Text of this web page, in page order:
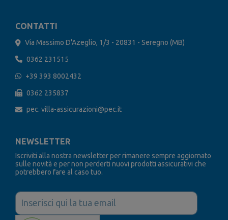
CONTATTI
Via Massimo D'Azeglio, 1/3 - 20831 - Seregno (MB)
0362 231515
+39 393 8002432
0362 235837
pec. villa-assicurazioni@pec.it
NEWSLETTER
Iscriviti alla nostra newsletter per rimanere sempre aggiornato
sulle novità e per non perderti nuovi prodotti assicurativi che
potrebbero fare al caso tuo.